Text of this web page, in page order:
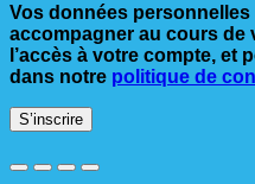
Vos données
accompagner au cours de
l’accès à votre compte, et
dans notre politique de
S’inscrire